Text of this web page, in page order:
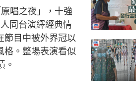
唱之夜」，十強
同台演繹經典情
節目中被外界冠以
格。整場表演看似
。